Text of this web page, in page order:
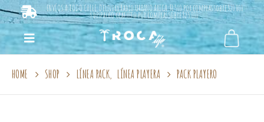
ENVÍOS A TODO CHILE. Delivery Radio URBANO ARICA: $1.500 por compras sobre $20.000
y despacho gratuito por compras sobre $25.000.
HOME SHOP LÍNEA PACK, LÍNEA PLAYERA PACK PLAYERO